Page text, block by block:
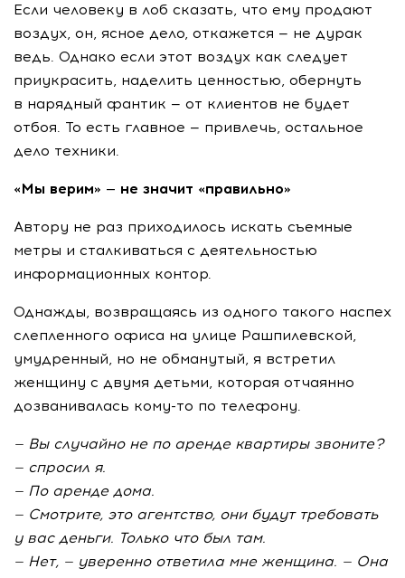
Если человеку в лоб сказать, что ему продают
воздух, он, ясное дело, откажется — не дурак
ведь. Однако если этот воздух как следует
приукрасить, наделить ценностью, обернуть
в нарядный фантик — от клиентов не будет
отбоя. То есть главное — привлечь, остальное
дело техники.
«Мы верим» — не значит «правильно»
Автору не раз приходилось искать съемные
метры и сталкиваться с деятельностью
информационных контор.
Однажды, возвращаясь из одного такого наспех
слепленного офиса на улице Рашпилевской,
умудренный, но не обманутый, я встретил
женщину с двумя детьми, которая отчаянно
дозванивалась кому-то по телефону.
— Вы случайно не по аренде квартиры звоните?
— спросил я.
— По аренде дома.
— Смотрите, это агентство, они будут требовать
у вас деньги. Только что был там.
— Нет, — уверенно ответила мне женщина. — Она